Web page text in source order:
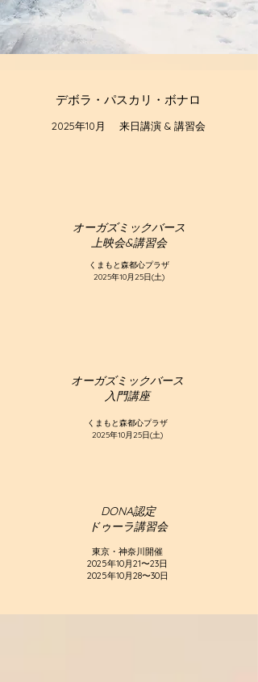
デボラ・パスカリ・ボナロ
2025年10月 来日講演 & 講習会
オーガズミックバース
​上映会&講習会
くまもと森都心プラザ
2025年10月25日(土)
オーガズミックバース
​入門講座
くまもと森都心プラザ
2025年10月25日(土)
DONA認定
​ドゥーラ講習会
​東京・神奈川開催
2025年10月21〜23日
2025年10月28〜30日